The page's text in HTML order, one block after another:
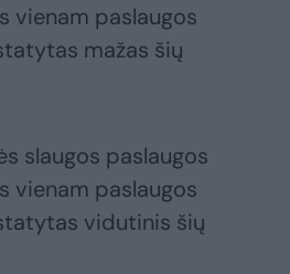
vienam paslaugos
mažas šių
slaugos paslaugos
vienam paslaugos
vidutinis šių